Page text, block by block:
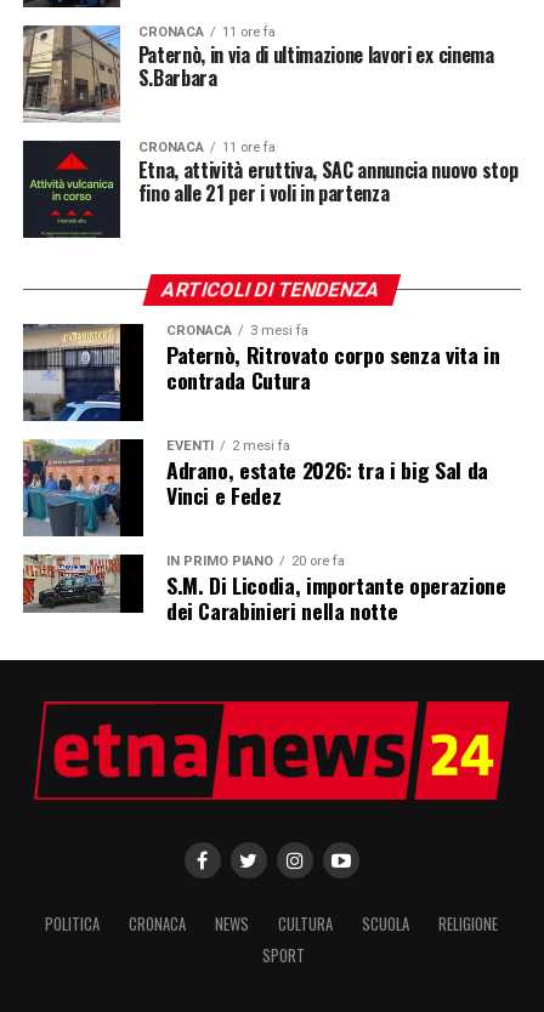
CRONACA 11 ore fa
Paternò, in via di ultimazione lavori ex cinema
S.Barbara
CRONACA 11 ore fa
Etna, attività eruttiva, SAC annuncia nuovo stop
fino alle 21 per i voli in partenza
ARTICOLI DI TENDENZA
CRONACA 3 mesi fa
Paternò, Ritrovato corpo senza vita in
contrada Cutura
EVENTI 2 mesi fa
Adrano, estate 2026: tra i big Sal da
Vinci e Fedez
IN PRIMO PIANO 20 ore fa
S.M. Di Licodia, importante operazione
dei Carabinieri nella notte
POLITICA CRONACA NEWS CULTURA SCUOLA
RELIGIONE
SPORT